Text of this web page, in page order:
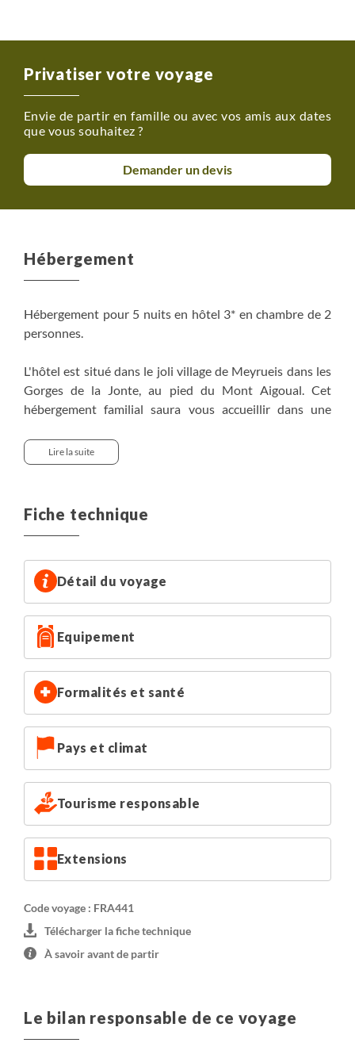
Privatiser votre voyage
Envie de partir en famille ou avec vos amis aux dates
que vous souhaitez ?
Demander un devis
Hébergement
Hébergement pour 5 nuits en hôtel 3* en chambre de 2
personnes.
L'hôtel est situé dans le joli village de Meyrueis dans les
Gorges de la Jonte, au pied du Mont Aigoual. Cet
hébergement familial saura vous accueillir dans une
chambres spacieuses, cosy et calmes. Le jardin et la
piscine vous permettront de profiter du beau temps. Un
fauteuil massant et salle de sport vous attendra au
retour de votre randonnée (séance à réserver et à régler
Possibilité de chambre individuelle sur demande, avec
supplément (nous consulter).
Lire la suite
Fiche technique
Détail du voyage
Equipement
Formalités et santé
Pays et climat
Tourisme responsable
Extensions
Code voyage : FRA441
Télécharger la fiche technique
À savoir avant de partir
Le bilan responsable de ce voyage